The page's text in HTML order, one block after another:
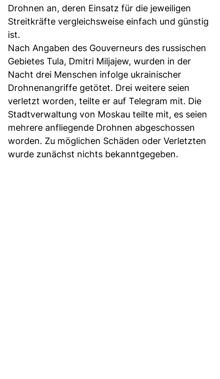
Drohnen an, deren Einsatz für die jeweiligen
Streitkräfte vergleichsweise einfach und günstig
ist.
Nach Angaben des Gouverneurs des russischen
Gebietes Tula, Dmitri Miljajew, wurden in der
Nacht drei Menschen infolge ukrainischer
Drohnenangriffe getötet. Drei weitere seien
verletzt worden, teilte er auf Telegram mit. Die
Stadtverwaltung von Moskau teilte mit, es seien
mehrere anfliegende Drohnen abgeschossen
worden. Zu möglichen Schäden oder Verletzten
wurde zunächst nichts bekanntgegeben.